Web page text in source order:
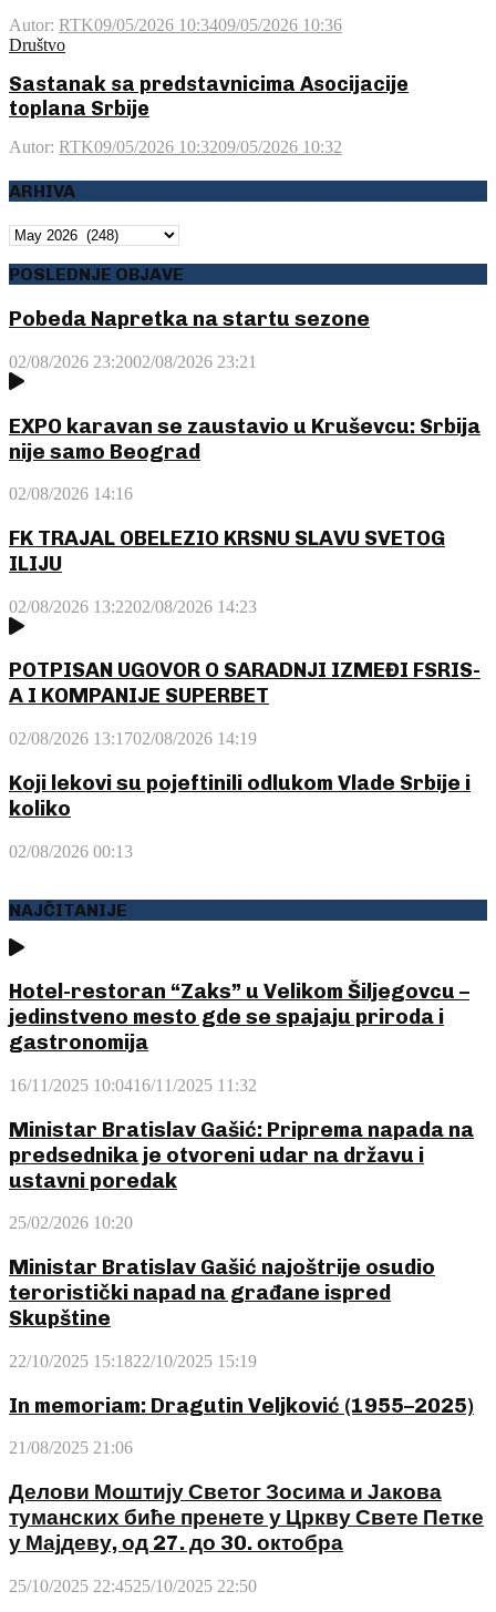
Autor: RTK09/05/2026 10:3409/05/2026 10:36
Društvo
Sastanak sa predstavnicima Asocijacije
toplana Srbije
Autor: RTK09/05/2026 10:3209/05/2026 10:32
ARHIVA
ARHIVA
POSLEDNJE OBJAVE
Pobeda Napretka na startu sezone
02/08/2026 23:2002/08/2026 23:21
EXPO karavan se zaustavio u Kruševcu: Srbija
nije samo Beograd
02/08/2026 14:16
FK TRAJAL OBELEZIO KRSNU SLAVU SVETOG
ILIJU
02/08/2026 13:2202/08/2026 14:23
POTPISAN UGOVOR O SARADNJI IZMEĐI FSRIS-
A I KOMPANIJE SUPERBET
02/08/2026 13:1702/08/2026 14:19
Koji lekovi su pojeftinili odlukom Vlade Srbije i
koliko
02/08/2026 00:13
NAJČITANIJE
Hotel-restoran “Zaks” u Velikom Šiljegovcu –
jedinstveno mesto gde se spajaju priroda i
gastronomija
16/11/2025 10:0416/11/2025 11:32
Ministar Bratislav Gašić: Priprema napada na
predsednika je otvoreni udar na državu i
ustavni poredak
25/02/2026 10:20
Ministar Bratislav Gašić najoštrije osudio
teroristički napad na građane ispred
Skupštine
22/10/2025 15:1822/10/2025 15:19
In memoriam: Dragutin Veljković (1955–2025)
21/08/2025 21:06
Делови Моштију Светог Зосима и Јакова
туманских биће пренете у Цркву Свете Петке
у Мајдеву, од 27. до 30. октобра
25/10/2025 22:4525/10/2025 22:50